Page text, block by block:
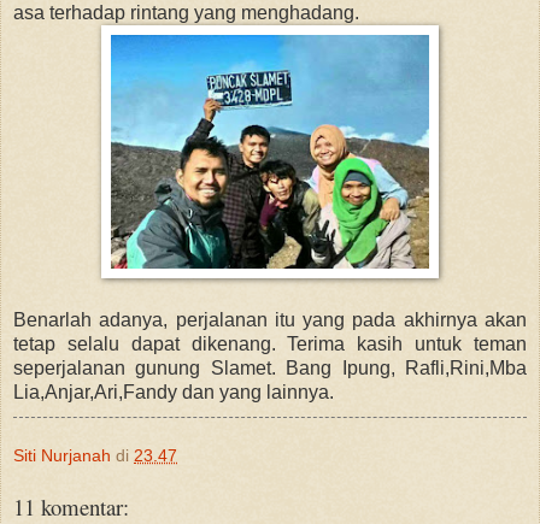
asa terhadap rintang yang menghadang.
Benarlah adanya, perjalanan itu yang pada akhirnya akan
tetap selalu dapat dikenang. Terima kasih untuk teman
seperjalanan gunung Slamet. Bang Ipung, Rafli,Rini,Mba
Lia,Anjar,Ari,Fandy dan yang lainnya.
Siti Nurjanah di 23.47
11 komentar: